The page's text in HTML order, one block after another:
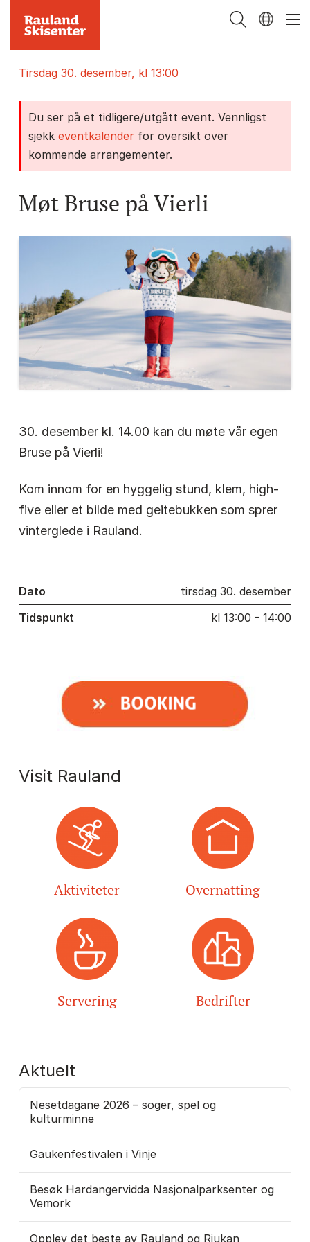
tirsdag 30. desember, kl 13:00
Du ser på et tidligere/utgått event. Vennligst
sjekk eventkalenderfor oversikt over
kommende arrangementer.
Møt Bruse på Vierli
30. desember kl. 14.00 kan du møte vår egen
Bruse på Vierli!
Kom innom for en hyggelig stund, klem, high-
five eller et bilde med geitebukken som sprer
vinterglede i Rauland.
Dato
tirsdag 30. desember
Tidspunkt
kl 13:00 - 14:00
Visit Rauland
Aktiviteter Overnatting
Servering Bedrifter
Aktuelt
Nesetdagane 2026 – soger, spel og
kulturminne
Gaukenfestivalen i Vinje
Besøk Hardangervidda Nasjonalparksenter og
Vemork
Opplev det beste av Rauland og Rjukan